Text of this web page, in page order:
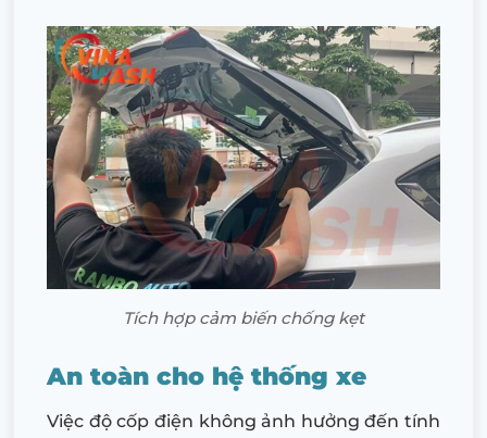
Tích hợp cảm biến chống kẹt
An toàn cho hệ thống xe
Việc độ cốp điện không ảnh hưởng đến tính